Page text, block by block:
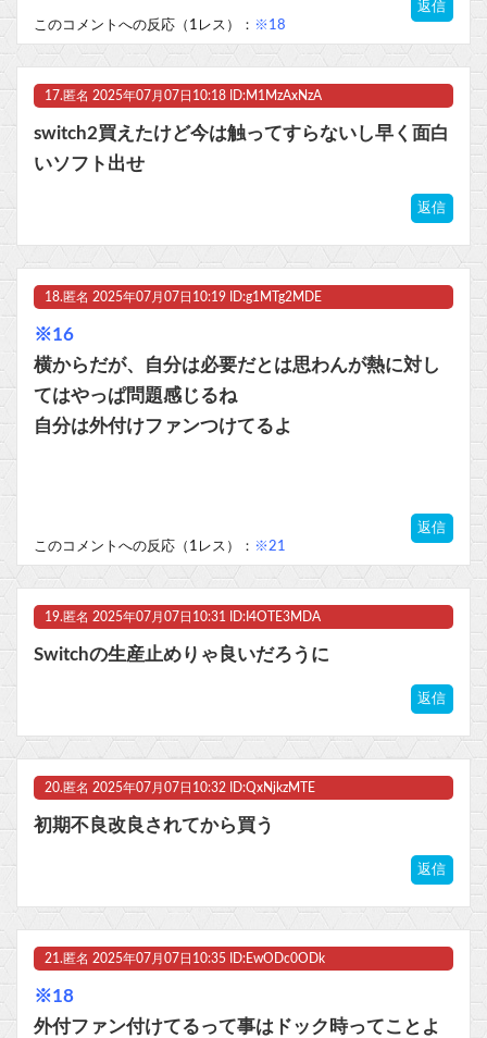
返信
このコメントへの反応（1レス）： ※18
17. 匿名 2025年07月07日10:18 ID:M1MzAxNzA
switch2買えたけど今は触ってすらないし早く面白
いソフト出せ
返信
18. 匿名 2025年07月07日10:19 ID:g1MTg2MDE
※16
横からだが、自分は必要だとは思わんが熱に対し
てはやっぱ問題感じるね
自分は外付けファンつけてるよ
返信
このコメントへの反応（1レス）： ※21
19. 匿名 2025年07月07日10:31 ID:I4OTE3MDA
Switchの生産止めりゃ良いだろうに
返信
20. 匿名 2025年07月07日10:32 ID:QxNjkzMTE
初期不良改良されてから買う
返信
21. 匿名 2025年07月07日10:35 ID:EwODc0ODk
※18
外付ファン付けてるって事はドック時ってことよ